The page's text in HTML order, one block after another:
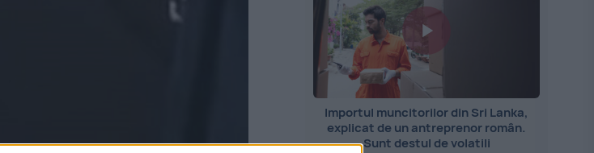
Importul muncitorilor din Sri Lanka,
explicat de un antreprenor român.
Sunt destul de volatili